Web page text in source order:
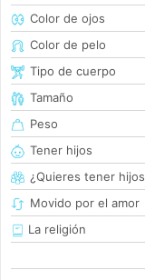
Color de ojos
Color de pelo
Tipo de cuerpo
Tamaño
Peso
Tener hijos
¿Quieres tener hijos
Movido por el amor
La religión